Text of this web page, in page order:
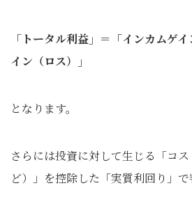
「トータル利益」＝「インカムゲ
イン（ロス）」
となります。
さらには投資に対して生じる「コ
ど）」を控除した「実質利回り」で